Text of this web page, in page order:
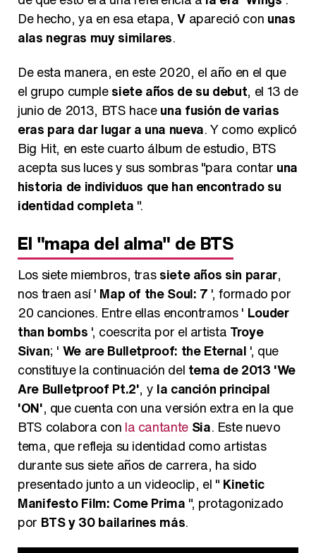
De hecho, ya en esa etapa,Vapareció con unas
alas negras muy similares.
De esta manera, en este 2020, el año en el que
el grupo cumplesiete años de su debut, el 13 de
junio de 2013, BTS haceuna fusión de varias
eras para dar lugar a una nueva. Y como explicó
Big Hit, en este cuarto álbum de estudio, BTS
acepta sus luces y sus sombras "para contar una
historia de individuos que han encontrado su
identidad completa ".
El "mapa del alma" de BTS
Los siete miembros, trassiete años sin parar,
nos traen así ' Map of the Soul: 7 ', formado por
20 canciones. Entre ellas encontramos ' Louder
than bombs ', coescrita por el artista Troye
Sivan; ' We are Bulletproof: the Eternal ', que
constituye la continuación del tema de 2013 'We
Are Bulletproof Pt.2', y la canción principal
'ON', que cuenta con una versión extra en la que
BTS colabora con la cantante Sia. Este nuevo
tema, que refleja su identidad como artistas
durante sus siete años de carrera, ha sido
presentado junto a un videoclip, el " Kinetic
Manifesto Film: Come Prima ", protagonizado
por BTS y 30 bailarines más.